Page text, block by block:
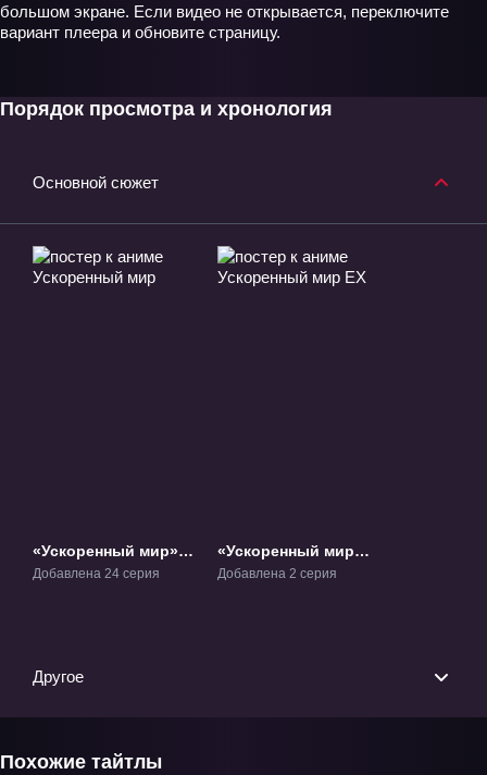
большом экране. Если видео не открывается, переключите
вариант плеера и обновите страницу.
Порядок просмотра и хронология
Основной сюжет
«Ускоренный мир»
ТВ-1
Добавлена 24 серия
«Ускоренный мир
EX» ОВА-1
Добавлена 2 серия
Другое
Похожие тайтлы